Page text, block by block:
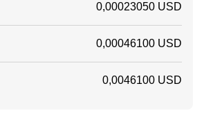
0,00023050 USD
0,00046100 USD
0,0046100 USD